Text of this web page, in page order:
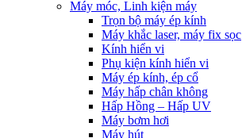
Máy móc, Linh kiện máy
Trọn bộ máy ép kính
Máy khắc laser, máy fix sọc
Kính hiển vi
Phụ kiện kính hiển vi
Máy ép kính, ép cổ
Máy hấp chân không
Hấp Hồng – Hấp UV
Máy bơm hơi
Máy hút